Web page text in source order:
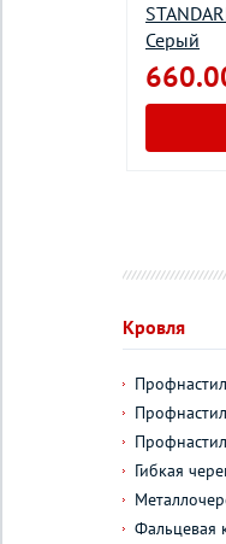
Серый
Кровля
Профнастил
Гибкая
Фальцевая